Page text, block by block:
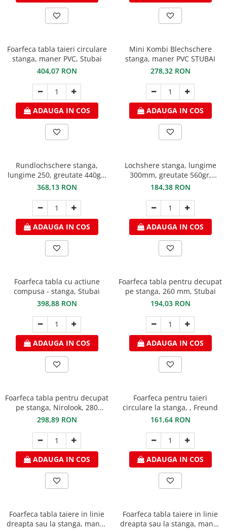
Accesorii ciocane
Dispozitiv de indoit
Sabloane
Expandoare
Fierastraie
Topoare
SOREX
BUSCHMANN
PROD-MASZ
FREUND
Structuri fatade ventilate
Foarfeca tabla taieri circulare
stanga, maner PVC, Stubai
404,07 RON
ADAUGA IN COS
Mini Kombi Blechschere
stanga, maner PVC STUBAI
278,32 RON
ADAUGA IN COS
Rundlochschere stanga,
lungime 250, greutate 440gr,
Stubai
368,13 RON
ADAUGA IN COS
Lochshere stanga, lungime
300mm, greutate 560gr,
Stubai
184,38 RON
ADAUGA IN COS
Foarfeca tabla cu actiune
compusa - stanga, Stubai
398,88 RON
ADAUGA IN COS
Foarfeca tabla pentru decupat
pe stanga, 260 mm, Stubai
194,03 RON
ADAUGA IN COS
Foarfeca tabla pentru decupat
pe stanga, Nirolook, 280
mm,Stubai
298,89 RON
ADAUGA IN COS
Foarfeca pentru taieri
circulare la stanga, , Freund
161,64 RON
ADAUGA IN COS
Foarfeca tabla taiere in linie
dreapta sau la stanga, maner
Foarfeca tabla taiere in linie
dreapta sau la stanga, maner